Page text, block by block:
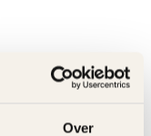
Over